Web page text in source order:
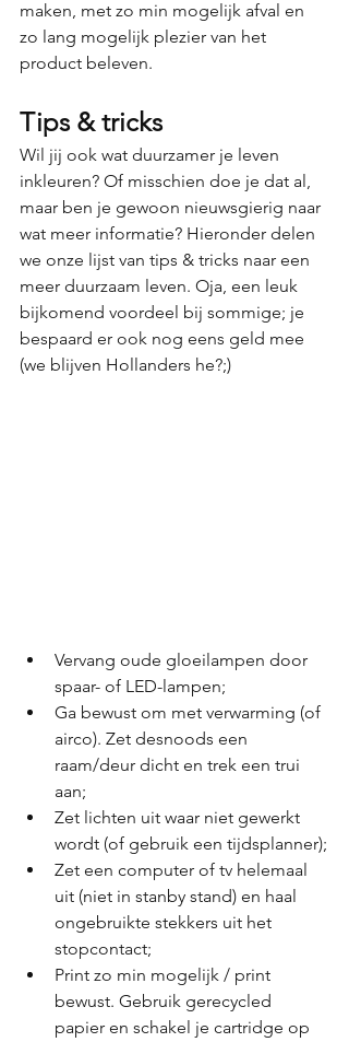
maken, met zo min mogelijk afval en
zo lang mogelijk plezier van het
product beleven.
Tips & tricks
Wil jij ook wat duurzamer je leven
inkleuren? Of misschien doe je dat al,
maar ben je gewoon nieuwsgierig naar
wat meer informatie? Hieronder delen
we onze lijst van tips & tricks naar een
meer duurzaam leven. Oja, een leuk
bijkomend voordeel bij sommige; je
bespaard er ook nog eens geld mee
(we blijven Hollanders he?;)
Vervang oude gloeilampen door
spaar- of LED-lampen;
Ga bewust om met verwarming (of
airco). Zet desnoods een
raam/deur dicht en trek een trui
aan;
Zet lichten uit waar niet gewerkt
wordt (of gebruik een tijdsplanner);
Zet een computer of tv helemaal
uit (niet in stanby stand) en haal
ongebruikte stekkers uit het
stopcontact;
Print zo min mogelijk / print
bewust. Gebruik gerecycled
papier en schakel je cartridge op